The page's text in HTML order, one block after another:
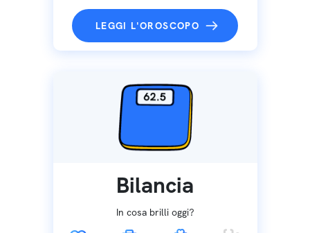
LEGGI L'OROSCOPO
Bilancia
In cosa brilli oggi?